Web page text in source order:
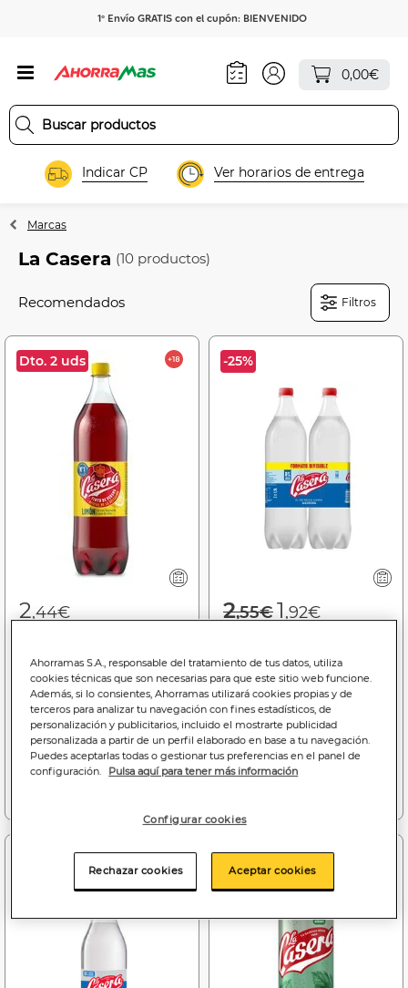
1º Envío GRATIS con el cupón: BIENVENIDO
0,00€
Indicar CP Ver horarios de entrega
Marcas
La Casera (10 productos)
Filtros
Dto. 2 uds
2,44€
Tinto de verano La Casera
1,5l limón
Comprando 2, la unidad te
sale a1.83€
(06/08/26 - 26/08/26)
-25%
Price reduced
2,55€to
1,92€
Gaseosa La Casera 1,5l
pack 2
Bajada de precio a1.92€
(31/07/26 - 30/08/26)
Ahorramas S.A., responsable del tratamiento de tus datos, utiliza
cookies técnicas que son necesarias para que este sitio web funcione.
Además, si lo consientes, Ahorramas utilizará cookies propias y de
terceros para analizar tu navegación con fines estadísticos, de
personalización y publicitarios, incluido el mostrarte publicidad
personalizada a partir de un perfil elaborado en base a tu navegación.
Puedes aceptarlas todas o gestionar tus preferencias en el panel de
configuración.
Pulsa aquí para tener más información
Configurar cookies
Rechazar cookies Aceptar cookies